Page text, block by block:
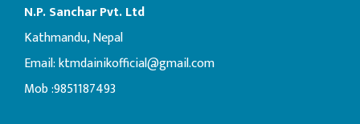
N.P. Sanchar Pvt. Ltd
Kathmandu, Nepal
Email:ktmdainikofficial@gmail.com
Mob :9851187493